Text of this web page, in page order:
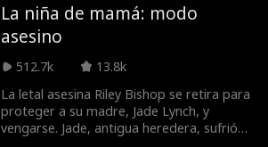
empodera y reaviva un antiguo vínculo
con Louie Bale, el líder del sindicato
tiempo.
La niña de mamá: modo
asesino
512.7k
13.8k
La letal asesina Riley Bishop se retira para
proteger a su madre, Jade Lynch, y
vengarse. Jade, antigua heredera, sufrió